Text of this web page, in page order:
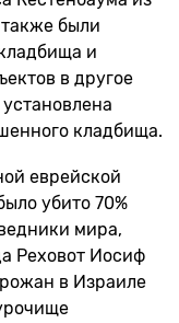
были
и
в другое
кладбища.
еврейской
убито 70%
мира,
Реховот Иосиф
в Израиле